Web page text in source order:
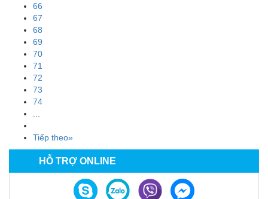
HỖ TRỢ ONLINE
66
67
68
69
70
71
72
73
74
Tiếp theo»